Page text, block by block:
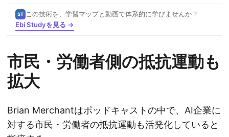
ST この技術を、学習マップと動画で体系的に学びませんか？
Ebi Studyを見る →
市民・労働者側の抵抗運動も
拡大
Brian Merchantはポッドキャストの中で、AI企業に
対する市民・労働者の抵抗運動も活発化していると